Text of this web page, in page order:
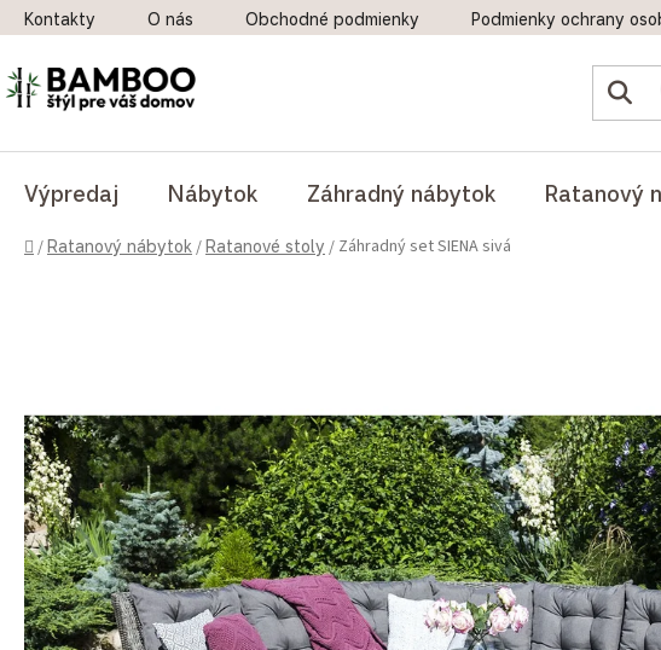
Prejsť na obsah
Kontakty O nás Obchodné podmienky Podmienky ochrany
Výpredaj Nábytok Záhradný nábytok Ratanový
Domov
/Ratanový nábytok /Ratanové stoly / Záhradný set SIENA sivá